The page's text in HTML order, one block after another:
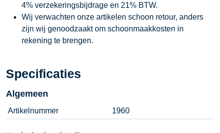
4% verzekeringsbijdrage en 21% BTW.
Wij verwachten onze artikelen schoon retour, anders
zijn wij genoodzaakt om schoonmaakkosten in
rekening te brengen.
Specificaties
Algemeen
Artikelnummer 1960